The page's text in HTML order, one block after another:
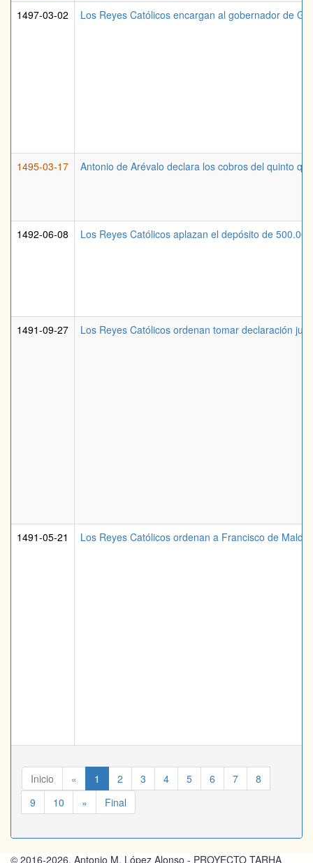
1497-03-02
Los Reyes Católicos encargan al gobernador de
1495-03-17 Antonio de Arévalo declara los cobros del quinto
1492-06-08 Los Reyes Católicos aplazan el depósito de
1491-09-27 Los Reyes Católicos ordenan tomar declaración
1491-05-21 Los Reyes Católicos ordenan a Francisco de
Inicio « 1 2 3 4 5 6 7
8
9
10 » Final
© 2016-2026, Antonio M. López Alonso - PROYECTO TARHA